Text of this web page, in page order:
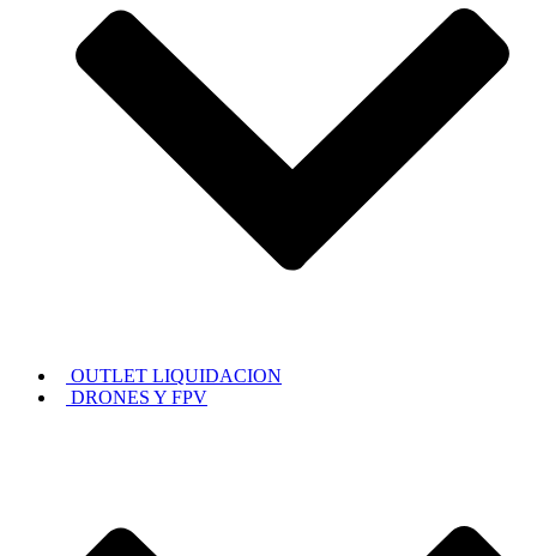
OUTLET LIQUIDACION
DRONES Y FPV